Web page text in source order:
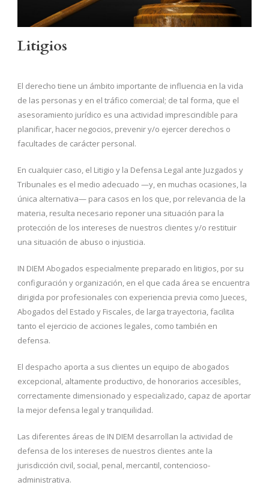
Litigios
El derecho tiene un ámbito importante de influencia en la vida
de las personas y en el tráfico comercial; de tal forma, que el
asesoramiento jurídico es una actividad imprescindible para
planificar, hacer negocios, prevenir y/o ejercer derechos o
facultades de carácter personal.
En cualquier caso, el Litigio y la Defensa Legal ante Juzgados y
Tribunales es el medio adecuado —y, en muchas ocasiones, la
única alternativa— para casos en los que, por relevancia de la
materia, resulta necesario reponer una situación para la
protección de los intereses de nuestros clientes y/o restituir
una situación de abuso o injusticia.
IN DIEM Abogados especialmente preparado en litigios, por su
configuración y organización, en el que cada área se encuentra
dirigida por profesionales con experiencia previa como Jueces,
Abogados del Estado y Fiscales, de larga trayectoria, facilita
tanto el ejercicio de acciones legales, como también en
defensa.
El despacho aporta a sus clientes un equipo de abogados
excepcional, altamente productivo, de honorarios accesibles,
correctamente dimensionado y especializado, capaz de aportar
la mejor defensa legal y tranquilidad.
Las diferentes áreas de IN DIEM desarrollan la actividad de
defensa de los intereses de nuestros clientes ante la
jurisdicción civil, social, penal, mercantil, contencioso-
administrativa.